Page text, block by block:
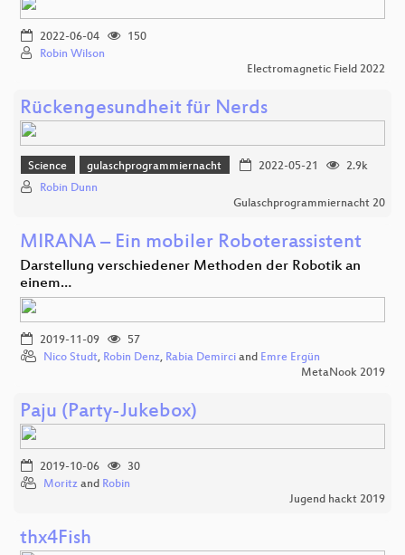
2022-06-04
150
Robin Wilson
Electromagnetic Field 2022
Rückengesundheit für Nerds
Science gulaschprogrammiernacht 2022-05-21
2.9k
Robin Dunn
Gulaschprogrammiernacht 20
MIRANA – Ein mobiler Roboterassistent
Darstellung verschiedener Methoden der Robotik an
einem…
2019-11-09
57
Nico Studt, Robin Denz, Rabia Demirci and Emre Ergün
MetaNook 2019
Paju (Party-Jukebox)
2019-10-06
30
Moritz and Robin
Jugend hackt 2019
thx4Fish